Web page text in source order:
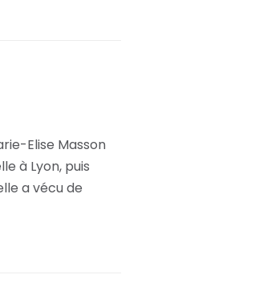
Elise Masson
à Lyon, puis
a vécu de